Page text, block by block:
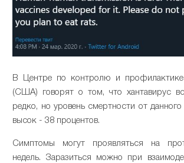
В Центре по контролю и профилактике
(США) говорят о том, что хантавирус
редко, но уровень смертности от данного
высок - 38 процентов.
Симптомы могут проявляться на
недель. Заразиться можно при